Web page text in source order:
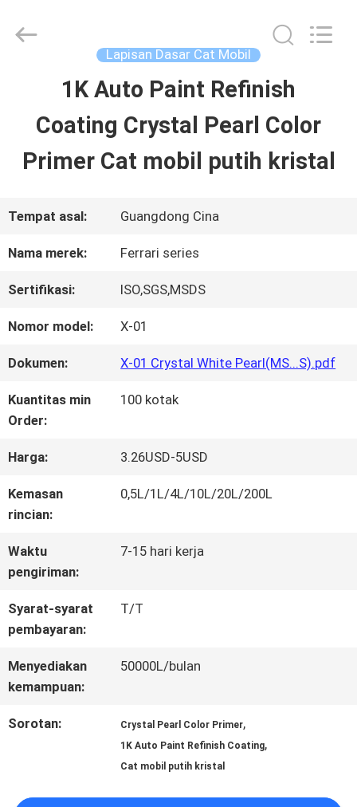
RUMAH
PRODUK
VIDEO
WISATA
PABRIK
KONTROL
KUALITAS
HUBUNGI
Chemical
Lapisan Dasar Cat Mobil
1K Auto Paint Refinish
Coating Crystal Pearl Color
Primer Cat mobil putih kristal
Tempat asal: Guangdong Cina
Nama merek: Ferrari series
Sertifikasi: ISO,SGS,MSDS
Nomor model: X-01
Dokumen: X-01 Crystal White Pearl(MS...S).pdf
Kuantitas min
Order:
100 kotak
Harga: 3.26USD-5USD
Kemasan
rincian:
0,5L/1L/4L/10L/20L/200L
Waktu
pengiriman:
7-15 hari kerja
Syarat-syarat
pembayaran:
T/T
Menyediakan
kemampuan:
50000L/bulan
Sorotan: Crystal Pearl Color Primer,
1K Auto Paint Refinish Coating,
Cat mobil putih kristal